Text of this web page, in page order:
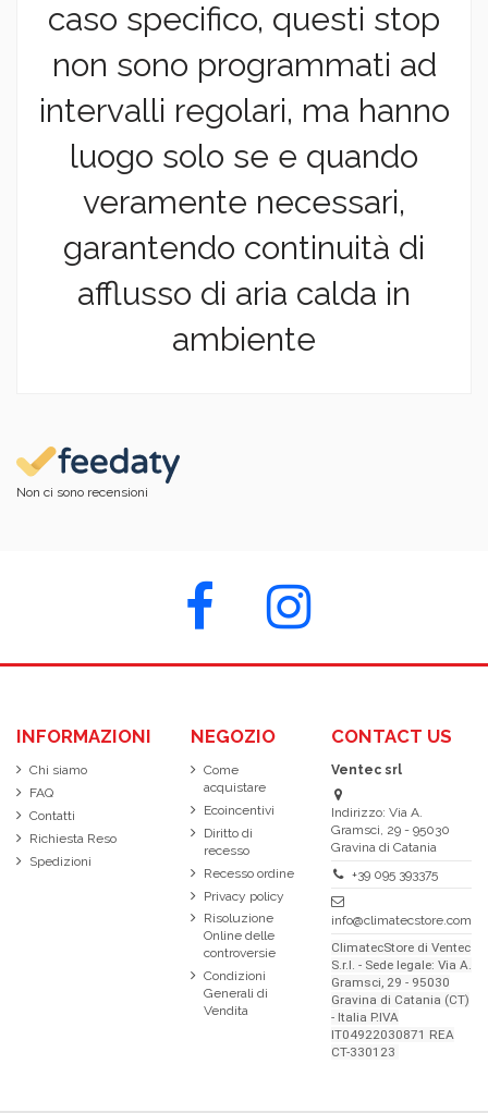
caso specifico, questi stop
non sono programmati ad
intervalli regolari, ma hanno
luogo solo se e quando
veramente necessari,
garantendo continuità di
afflusso di aria calda in
ambiente
Non ci sono recensioni
INFORMAZIONI
Chi siamo
FAQ
Contatti
Richiesta Reso
Spedizioni
NEGOZIO
Come
acquistare
Ecoincentivi
Diritto di
recesso
Recesso ordine
Privacy policy
Risoluzione
Online delle
controversie
Condizioni
Generali di
Vendita
CONTACT US
Ventec srl
Indirizzo: Via A.
Gramsci, 29 - 95030
Gravina di Catania
+39 095 393375
info@climatecstore.com
ClimatecStore di Ventec
S.r.l. - Sede legale: Via A.
Gramsci, 29 - 95030
Gravina di Catania (CT)
- Italia P.IVA
IT04922030871 REA
CT-330123